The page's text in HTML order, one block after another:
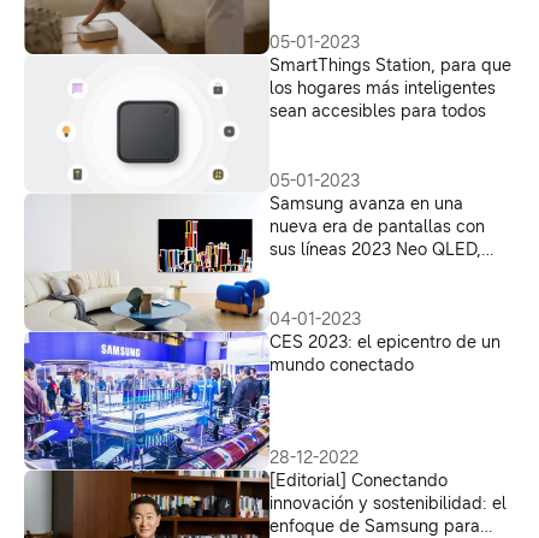
05-01-2023
SmartThings Station, para que
los hogares más inteligentes
sean accesibles para todos
05-01-2023
Samsung avanza en una
nueva era de pantallas con
sus líneas 2023 Neo QLED,
04-01-2023
CES 2023: el epicentro de un
mundo conectado
28-12-2022
[Editorial] Conectando
innovación y sostenibilidad: el
enfoque de Samsung para